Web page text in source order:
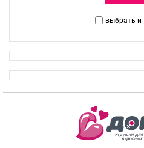
выбрать и